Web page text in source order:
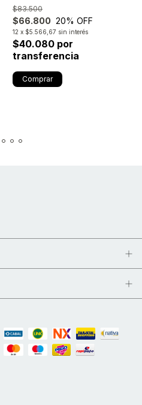
$66.800
$83.500
20% OFF
12 x $5.566,67 sin interés
$40.080 por
transferencia